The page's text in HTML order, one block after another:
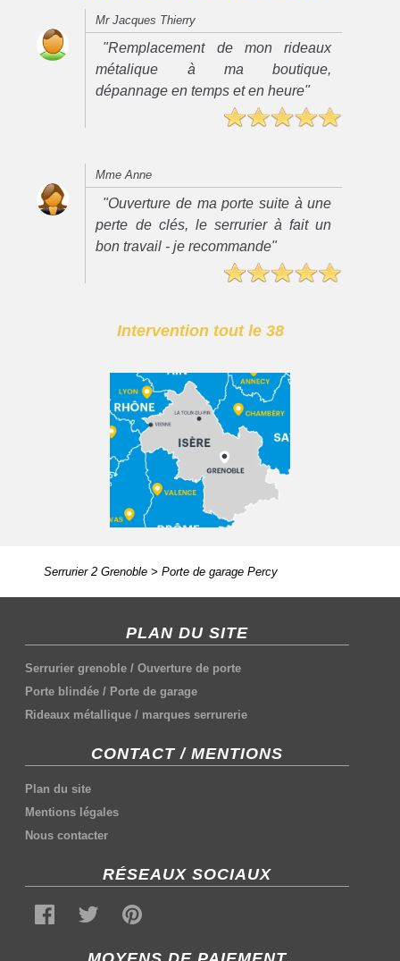
Mr Jacques Thierry
"Remplacement de mon rideaux
métalique à ma boutique,
dépannage en temps et en heure"
Mme Anne
"Ouverture de ma porte suite à une
perte de clés, le serrurier à fait un
bon travail - je recommande"
Intervention tout le 38
Serrurier 2 Grenoble> Porte de garage Percy
PLAN DU SITE
Serrurier grenoble /Ouverture de porte
Porte blindée / Porte de garage
Rideaux métallique / marques serrurerie
CONTACT / MENTIONS
Plan du site
Mentions légales
Nous contacter
RÉSEAUX SOCIAUX